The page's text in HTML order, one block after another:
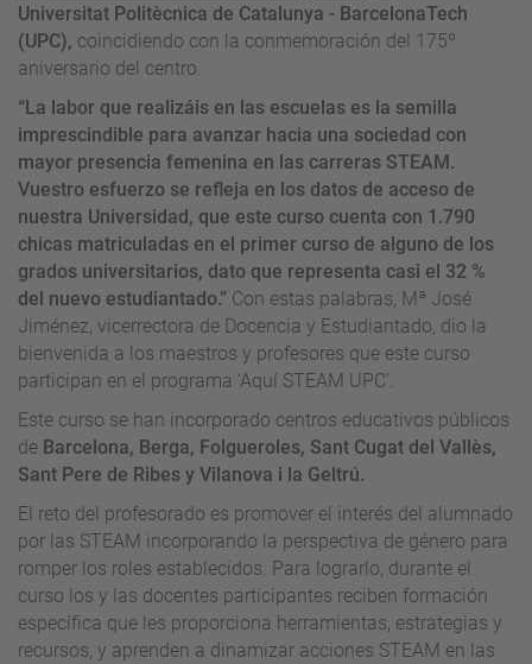
Universitat Politècnica de Catalunya - BarcelonaTech
(UPC), coincidiendo con la conmemoración del 175º
aniversario del centro.
“La labor que realizáis en las escuelas es la semilla
imprescindible para avanzar hacia una sociedad con
mayor presencia femenina en las carreras STEAM.
Vuestro esfuerzo se refleja en los datos de acceso de
nuestra Universidad, que este curso cuenta con 1.790
chicas matriculadas en el primer curso de alguno de los
grados universitarios, dato que representa casi el 32 %
del nuevo estudiantado.” Con estas palabras, Mª José
Jiménez, vicerrectora de Docencia y Estudiantado, dio la
bienvenida a los maestros y profesores que este curso
participan en el programa ‘Aquí STEAM UPC’.
Este curso se han incorporado centros educativos públicos
de Barcelona, Berga, Folgueroles, Sant Cugat del Vallès,
Sant Pere de Ribes y Vilanova i la Geltrú.
El reto del profesorado es promover el interés del alumnado
por las STEAM incorporando la perspectiva de género para
romper los roles establecidos. Para lograrlo, durante el
curso los y las docentes participantes reciben formación
específica que les proporciona herramientas, estrategias y
recursos, y aprenden a dinamizar acciones STEAM en las